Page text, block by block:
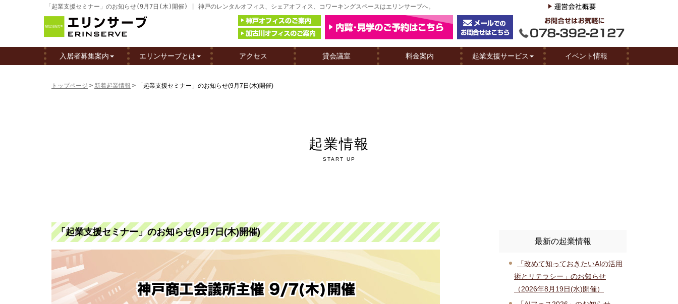
「起業支援セミナー」のお知らせ(9月7日(木)開催) | 神戸のレンタルオフィス、シェアオフィス、コワーキングスペースはエリンサーブへ。
入居者募集案内 エリンサーブとは アクセス 貸会議室 料金案内 起業支援サービス イベント情報
トップページ > 新着起業情報 > 「起業支援セミナー」のお知らせ(9月7日(木)開催)
起業情報
START UP
「起業支援セミナー」のお知らせ(9月7日(木)開催)
最新の起業情報
「改めて知っておきたいAIの活用
術とリテラシー」のお知らせ
（2026年8月19日(水)開催）